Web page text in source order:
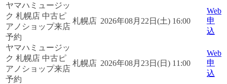
ヤマハミュージッ
ク 札幌店 中古ピ
アノショップ来店
予約
札幌店 2026年08月22日(土) 16:00
Web
申
込
ヤマハミュージッ
ク 札幌店 中古ピ
アノショップ来店
予約
札幌店 2026年08月23日(日) 11:00
Web
申
込